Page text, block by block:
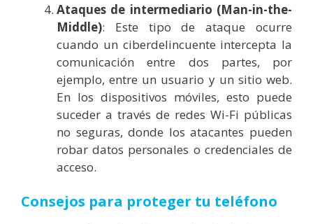
Ataques de intermediario (Man-in-the-
Middle): Este tipo de ataque ocurre
cuando un ciberdelincuente intercepta la
comunicación entre dos partes, por
ejemplo, entre un usuario y un sitio web.
En los dispositivos móviles, esto puede
suceder a través de redes Wi-Fi públicas
no seguras, donde los atacantes pueden
robar datos personales o credenciales de
acceso.
Consejos para proteger tu teléfono